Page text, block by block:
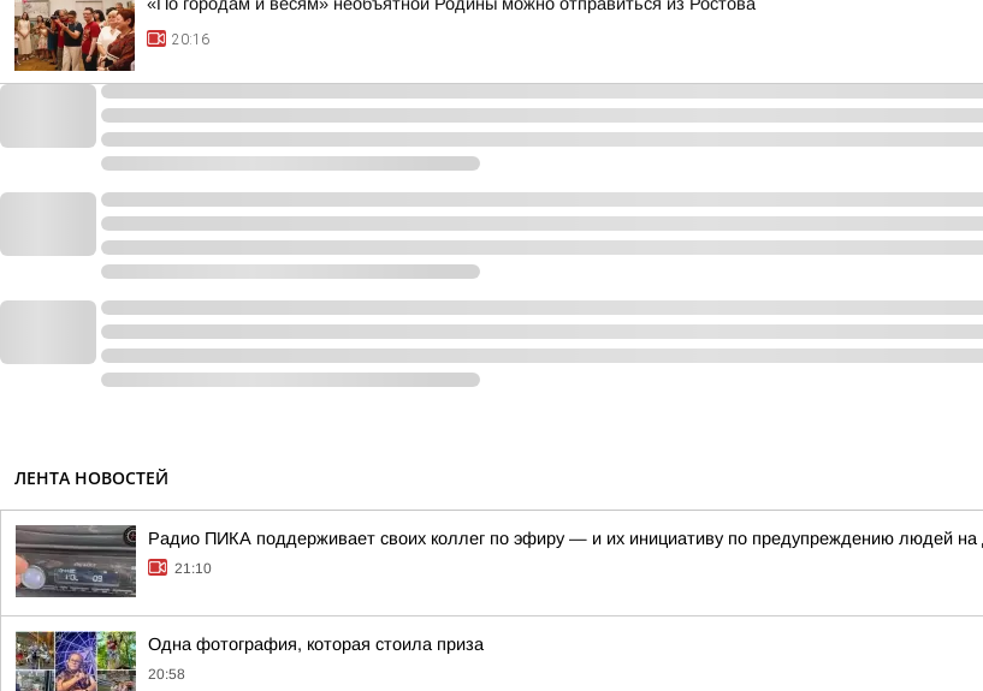
20:16
ЛЕНТА НОВОСТЕЙ
Радио ПИКА поддерживает своих коллег по эфиру — и их инициативу по предупреждению людей на
21:10
Одна фотография, которая стоила приза
20:58